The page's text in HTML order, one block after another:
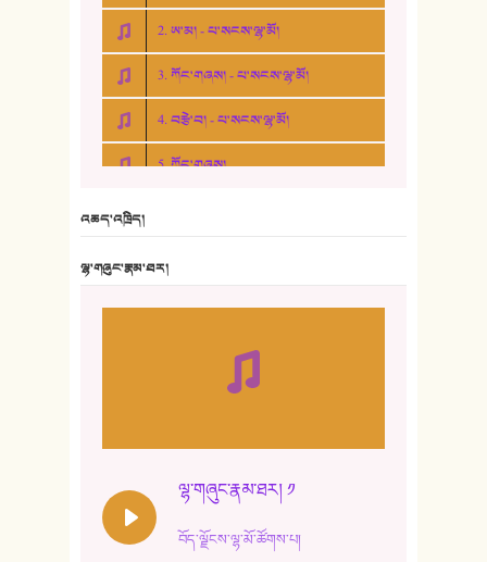
2. ཨ་མ། - པ་སངས་ལྷ་མོ།
3. ཀོང་གཞས། - པ་སངས་ལྷ་མོ།
4. བརྩེ་བ། - པ་སངས་ལྷ་མོ།
5. ཀོང་གཞས།
10. ཆང་གཞས། ༣
འཆད་འཁྲིད།
ལྷ་གཞུང་རྣམ་ཐར།
ལྷ་གཞུང་རྣམ་ཐར། ༡
བོད་ལྗོངས་ལྷ་མོ་ཚོགས་པ།